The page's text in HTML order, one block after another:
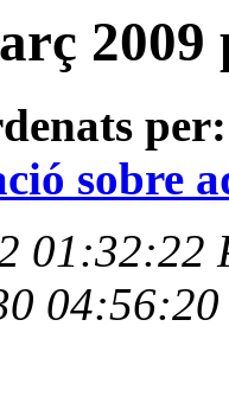
2009
per:
sobre
01:32:22